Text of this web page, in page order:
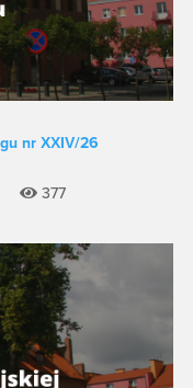
nr XXIV/26
377